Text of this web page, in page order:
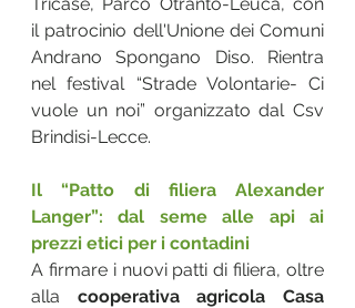
il patrocinio dell'Unione dei Comuni
Andrano Spongano Diso. Rientra
nel festival “Strade Volontarie- Ci
vuole un noi” organizzato dal Csv
Brindisi-Lecce.
Il “Patto di filiera Alexander
Langer”: dal seme alle api ai
prezzi etici per i contadini
A firmare i nuovi patti di filiera, oltre
alla cooperativa agricola Casa